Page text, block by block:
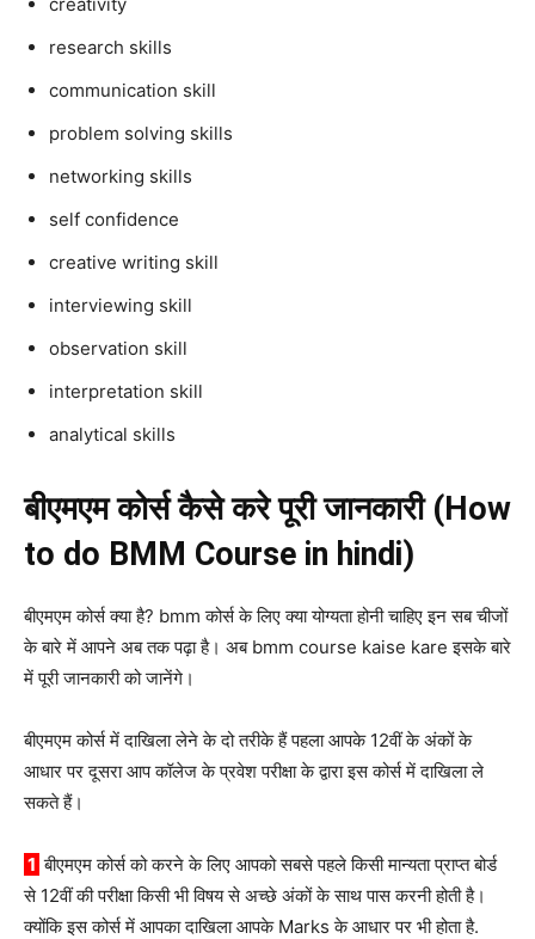
research skills
communication skill
problem solving skills
networking skills
self confidence
creative writing skill
interviewing skill
observation skill
interpretation skill
analytical skills
बीएमएम कोर्स कैसे करे पूरी जानकारी (How
to do BMM Course in hindi)
बीएमएम कोर्स क्या है? bmm कोर्स के लिए क्या योग्यता होनी चाहिए इन सब चीजों
के बारे में आपने अब तक पढ़ा है। अब bmm course kaise kare इसके बारे
में पूरी जानकारी को जानेंगे।
बीएमएम कोर्स में दाखिला लेने के दो तरीके हैं पहला आपके 12वीं के अंकों के
आधार पर दूसरा आप कॉलेज के प्रवेश परीक्षा के द्वारा इस कोर्स में दाखिला ले
सकते हैं।
1 बीएमएम कोर्स को करने के लिए आपको सबसे पहले किसी मान्यता प्राप्त बोर्ड
से 12वीं की परीक्षा किसी भी विषय से अच्छे अंकों के साथ पास करनी होती है।
क्योंकि इस कोर्स में आपका दाखिला आपके Marks के आधार पर भी होता है.